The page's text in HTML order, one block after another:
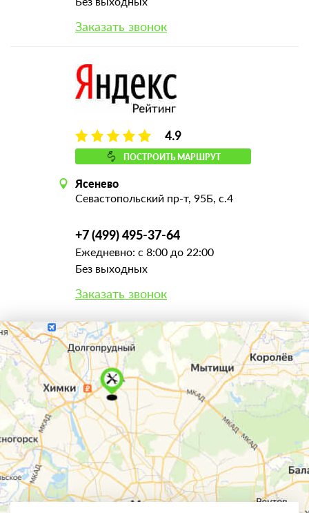
Заказать звонок
4.9
ПОСТРОИТЬ МАРШРУТ
Ясенево
Севастопольский пр-т, 95Б, с.4
+7 (499) 495-37-64
Ежедневно: с 8:00 до 22:00
Без выходных
Заказать звонок